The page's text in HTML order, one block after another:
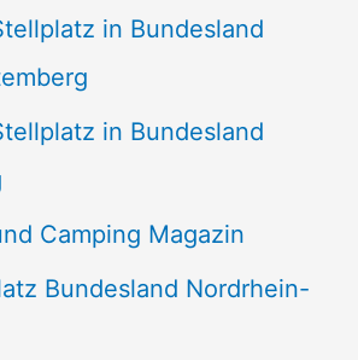
in Bundesland
in Bundesland
Camping Magazin
Bundesland Nordrhein-